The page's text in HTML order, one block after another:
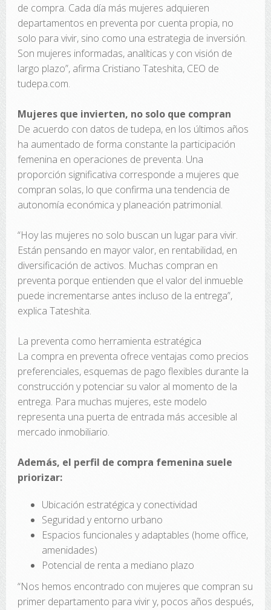
de compra. Cada día más mujeres adquieren
departamentos en preventa por cuenta propia, no
solo para vivir, sino como una estrategia de inversión.
Son mujeres informadas, analíticas y con visión de
largo plazo”, afirma Cristiano Tateshita, CEO de
tudepa.com.
Mujeres que invierten, no solo que compran
De acuerdo con datos de tudepa, en los últimos años
ha aumentado de forma constante la participación
femenina en operaciones de preventa. Una
proporción significativa corresponde a mujeres que
compran solas, lo que confirma una tendencia de
autonomía económica y planeación patrimonial.
“Hoy las mujeres no solo buscan un lugar para vivir.
Están pensando en mayor valor, en rentabilidad, en
diversificación de activos. Muchas compran en
preventa porque entienden que el valor del inmueble
puede incrementarse antes incluso de la entrega”,
explica Tateshita.
La preventa como herramienta estratégica
La compra en preventa ofrece ventajas como precios
preferenciales, esquemas de pago flexibles durante la
construcción y potenciar su valor al momento de la
entrega. Para muchas mujeres, este modelo
representa una puerta de entrada más accesible al
mercado inmobiliario.
Además, el perfil de compra femenina suele
priorizar:
Ubicación estratégica y conectividad
Seguridad y entorno urbano
Espacios funcionales y adaptables (home office,
amenidades)
Potencial de renta a mediano plazo
“Nos hemos encontrado con mujeres que compran su
primer departamento para vivir y, pocos años después,